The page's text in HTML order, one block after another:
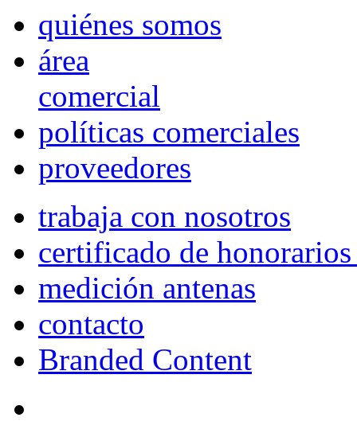
quiénes somos
área
comercial
políticas comerciales
proveedores
trabaja con nosotros
certificado de
medición antenas
contacto
Branded Content